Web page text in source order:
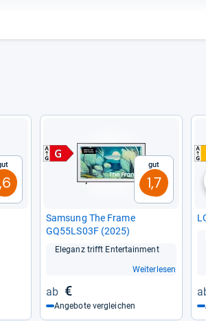
Gut Gut
1,7
Sam­sung The Frame
GQ55LS03F (2025)
Ele­ganz trifft Enter­tain­ment
Weiterlesen
€
Angebote vergleichen